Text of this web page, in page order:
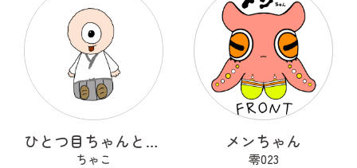
ひとつ目ちゃんとからかさくん
ちゃこ
メンちゃん
零023